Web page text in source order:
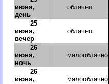
июня,
день
облачно
25
июня,
вечер
облачно
26
июня,
ночь
малооблачно
26
июня,
малооблачно